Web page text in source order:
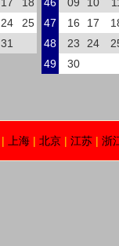
24
25
31
47
16 17
48
23 24
49
30
| 上海 | 北京 | 江苏 | 浙